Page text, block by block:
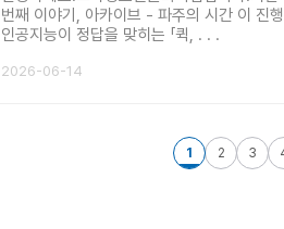
번째 이야기, 아카이브 - 파주의 시간 이 진
인공지능이 정답을 맞히는 「퀵, . . .
2026-06-14
1 2 3